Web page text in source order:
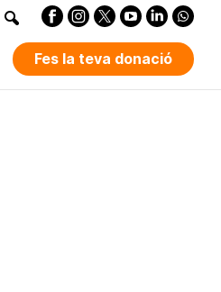
Fes la teva donació